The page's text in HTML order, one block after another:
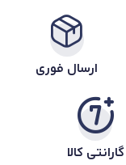
ارسال فوری
گارانتی کالا